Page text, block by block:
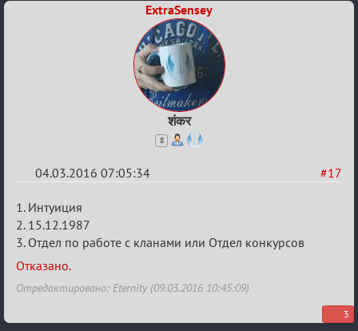
ExtraSensey
शंकर
8
#17
04.03.2016 07:05:34
Re:
Заявки
в
Авторитеты²
1. Интуиция
2. 15.12.1987
3. Отдел по работе с кланами или Отдел конкурсов
Отказано.
Отредактировано: Eternity (09.03.2016 10:45:09)
3